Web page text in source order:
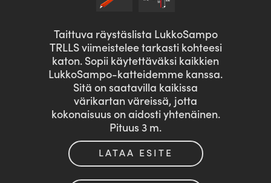
Taittuva räystäslista LukkoSampo
TRLLS viimeistelee tarkasti kohteesi
katon. Sopii käytettäväksi kaikkien
LukkoSampo-katteidemme kanssa.
Sitä on saatavilla kaikissa
värikartan väreissä, jotta
kokonaisuus on aidosti yhtenäinen.
Pituus 3 m.
LATAA ESITE